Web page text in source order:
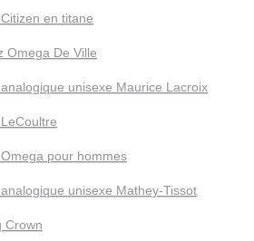
en titane
Omega De Ville
unisexe Maurice Lacroix
pour hommes
unisexe Mathey-Tissot
Crown